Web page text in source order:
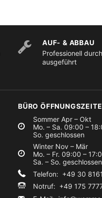
AUF- & ABBAU
Professionell
ausgeführt
BÜRO
Sommer Apr – Okt
Mo. – Sa. 09:00 –
So. geschlossen
Winter Nov – Mär
Mo. – Fr. 09:00 –
Sa. – So. geschlossen
Telefon: +49 30
Notruf: +49 175